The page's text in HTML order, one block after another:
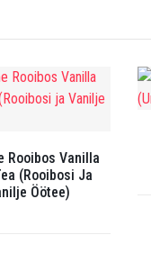
Rooibos Vanilla
(Rooibosi Ja
Öötee)